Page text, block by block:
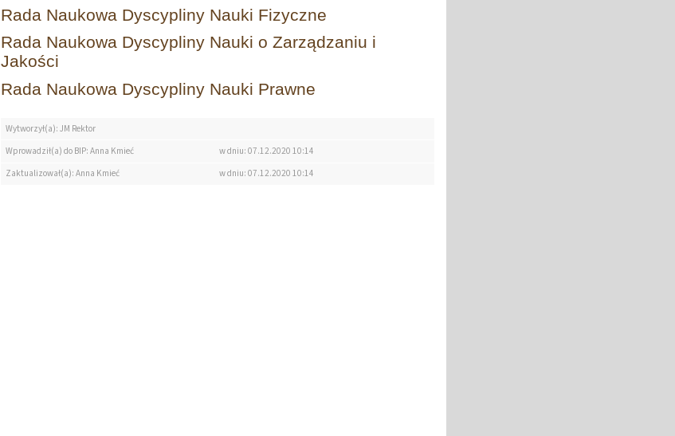
Rada Naukowa Dyscypliny Nauki Fizyczne
Rada Naukowa Dyscypliny Nauki o Zarządzaniu i
Jakości
Rada Naukowa Dyscypliny Nauki Prawne
Wytworzył(a): JM Rektor
Wprowadził(a) do BIP: Anna Kmieć
w dniu: 07.12.2020 10:14
Zaktualizował(a): Anna Kmieć
w dniu: 07.12.2020 10:14